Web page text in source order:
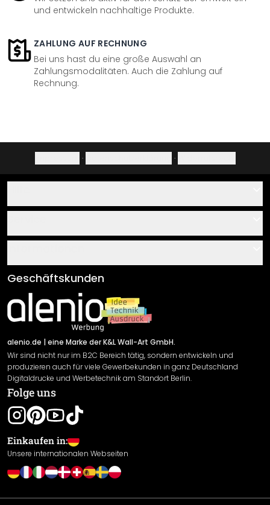
und entwickeln nachhaltige Produkte.
ZAHLUNG AUF RECHNUNG
Bei uns hast du eine große Auswahl an
Zahlungsmodalitäten. Auch die Zahlung auf
Rechnung.
· ·
Über uns
Klebe- und Montageanleitungen
Newsletter An-/Abmeldung
Sendungsverfolgung
AGB
Impressum
Versand & Zahlung
Rücksendung
Widerrufsrecht
Datenschutzerklärung
Gewährleistung
Leistungserklärung / CE-Zeichen
Cookie Einstellungen
Geschäftskunden
alenio.de | eine Marke der K&L Wall-Art GmbH.
Wir sind nicht nur im B2C Bereich tätig, sondern entwickeln und
produzieren auch für viele Gewerbekunden in ganz Deutschland
Digitaldrucke und Werbetechnik am Standort Berlin.
Folge uns
Einkaufen in:
Unsere internationalen Webseiten